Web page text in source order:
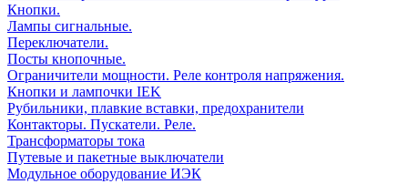
Кнопки.
Лампы сигнальные.
Переключатели.
Посты кнопочные.
Ограничители мощности. Реле контроля напряжения.
Кнопки и лампочки IEK
Рубильники, плавкие вставки, предохранители
Контакторы. Пускатели. Реле.
Трансформаторы тока
Путевые и пакетные выключатели
Модульное оборудование ИЭК